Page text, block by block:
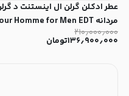
عطر ادکلن گرلن ال اینستنت د
مردانه Guerlain L'Instant de Guerlain pour Homme for Men EDT
۲۱۰٫۰۰۰٫۰۰۰
۱۳۶٫۹۰۰٫۰۰۰تومان